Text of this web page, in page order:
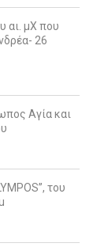
αι. μΧ που
26
Αγία και
του